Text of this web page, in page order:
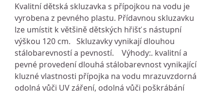
Kvalitní dětská skluzavka s přípojkou na vodu je
vyrobena z pevného plastu. Přídavnou skluzavku
lze umístit k většině dětských hřišť s nástupní
výškou 120 cm. Skluzavky vynikají dlouhou
stálobarevností a pevností. Výhody:. kvalitní a
pevné provedení dlouhá stálobarevnost vynikající
kluzné vlastnosti přípojka na vodu mrazuvzdorná
odolná vůči UV záření, odolná vůči poškrábání